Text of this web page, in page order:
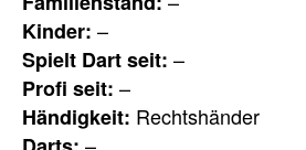
Kinder: –
Spielt Dart seit: –
Profi seit: –
Händigkeit: Rechtshänder
–